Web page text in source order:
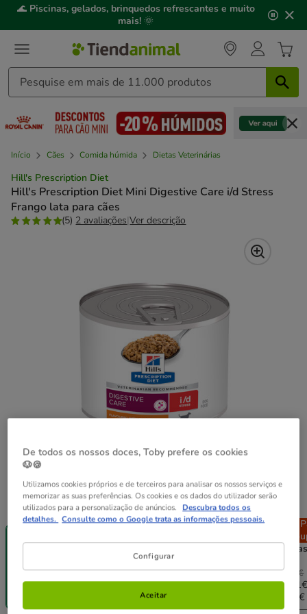
3,
mensagem,
🌊 Piscinas, gelados, brinquedos refrescantes e muito
mais! 🌞
Início Cães Comida húmida Dietas Veterinárias
Hill's Prescription Diet
Hill's Prescription Diet Mini Digestive Care i/d Stress
Frango lata para cães
(5) 2 avaliações|Ver descrição
Peso:200 g
Até - 8€!
3.29€
Pack
39.48€
38.30€
(15.70€ / kg)
Pack
78.96€
73.43€
48
157.92€
De todos os nossos doces, Toby prefere os cookies
🐶🍪
Utilizamos cookies próprios e de terceiros para analisar os nossos serviços e
memorizar as suas preferências. Os cookies e os dados do utilizador serão
utilizados para a personalização de anúncios. Descubra todos os
detalhes. Consulte como o Google trata as informações pessoais.
Configurar
Aceitar